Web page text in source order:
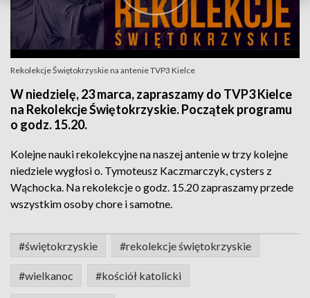
Rekolekcje Świętokrzyskie na antenie TVP3 Kielce
W niedzielę, 23 marca, zapraszamy do TVP3 Kielce
na Rekolekcje Świętokrzyskie. Początek programu
o godz. 15.20.
Kolejne nauki rekolekcyjne na naszej antenie w trzy kolejne
niedziele wygłosi o. Tymoteusz Kaczmarczyk, cysters z
Wąchocka. Na rekolekcje o godz. 15.20 zapraszamy przede
wszystkim osoby chore i samotne.
#świętokrzyskie #rekolekcje świętokrzyskie
#wielkanoc #kościół katolicki